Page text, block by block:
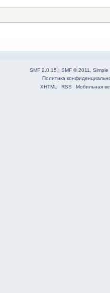
SMF 2.0.15 | SMF © 2011
Simple
Политика
XHTML
RSS Мобильная